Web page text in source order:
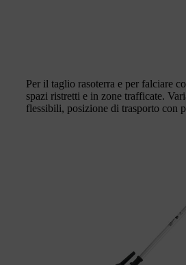
Per il taglio rasoterra e per falciare
spazi ristretti e in zone trafficate.
flessibili, posizione di trasporto con